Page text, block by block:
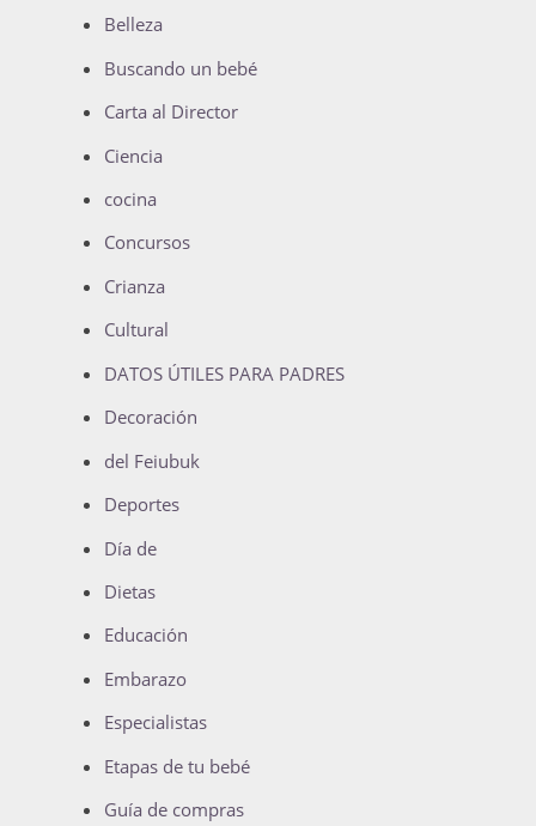
Belleza
Buscando un bebé
Carta al Director
Ciencia
cocina
Concursos
Crianza
Cultural
DATOS ÚTILES PARA PADRES
Decoración
del Feiubuk
Deportes
Día de
Dietas
Educación
Embarazo
Especialistas
Etapas de tu bebé
Guía de compras